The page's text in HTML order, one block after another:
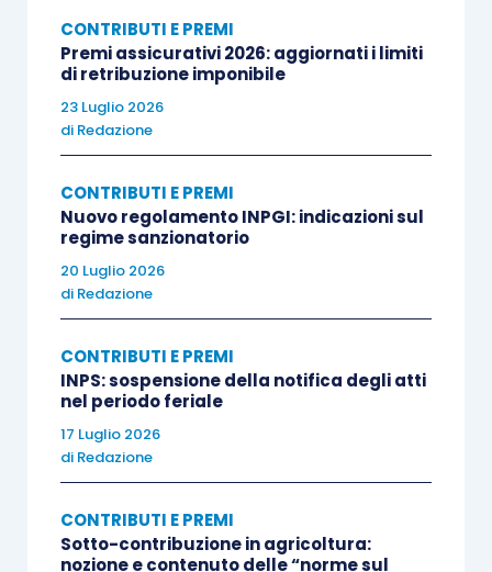
i debiti contributivi non iscritti a ruolo per
i quali il datore di lavoro ha comunicato la
facoltà di effettuare il pagamento in 4
rate;
civili, gli interessi e gli interessi per il
pagamento in 4 rate del premio di
autoliquidazione;
gli stessi debiti non iscritti a ruolo già
qualora non sia stato emesso il piano di
ammortamento, a seguito di rigetto per
carenza di uno dei requisiti previsti per
l’accoglimento.
Si ricorda che, secondo quanto disposto dal D.M.
24 ottobre 2025, in caso di:
CONTRIBUTI E PREMI
Premi assicurativi 2026: aggiornati i limiti
di retribuzione imponibile
23 Luglio 2026
di Redazione
CONTRIBUTI E PREMI
Nuovo regolamento INPGI: indicazioni sul
regime sanzionatorio
20 Luglio 2026
di Redazione
CONTRIBUTI E PREMI
INPS: sospensione della notifica degli atti
nel periodo feriale
17 Luglio 2026
di Redazione
CONTRIBUTI E PREMI
Sotto-contribuzione in agricoltura:
nozione e contenuto delle “norme sul